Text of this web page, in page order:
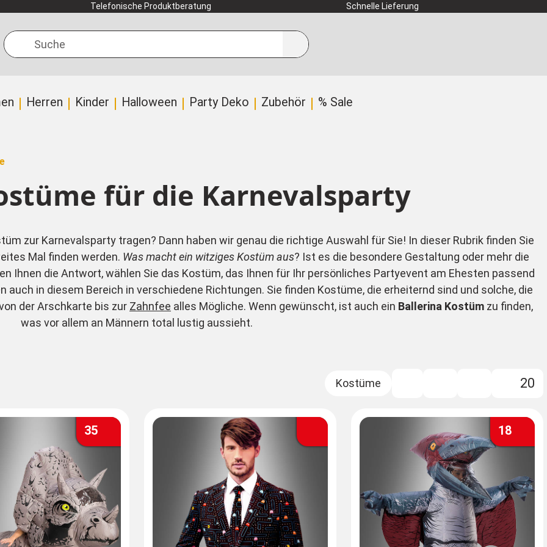
Telefonische Produktberatung Schnelle Lieferung
Suche
Herren Kinder Halloween Party Deko Zubehör % Sale
für die Karnevalsparty
zur Karnevalsparty tragen? Dann haben wir genau die richtige Auswahl für Sie! In dieser Rubrik finden Sie
Mal finden werden. Was macht ein witziges Kostüm aus? Ist es die besondere Gestaltung oder mehr die
Ihnen die Antwort, wählen Sie das Kostüm, das Ihnen für Ihr persönliches Partyevent am Ehesten passend
in diesem Bereich in verschiedene Richtungen. Sie finden Kostüme, die erheiternd sind und solche, die
der Arschkarte bis zur Zahnfee alles Mögliche. Wenn gewünscht, ist auch ein Ballerina Kostüm zu finden,
was vor allem an Männern total lustig aussieht.
20
35 18